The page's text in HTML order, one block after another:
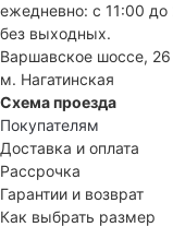
ежедневно: с 11:00 до
без выходных.
Варшавское шоссе, 26
м. Нагатинская
Схема проезда
Покупателям
Доставка и оплата
Рассрочка
Гарантии и возврат
Как выбрать размер